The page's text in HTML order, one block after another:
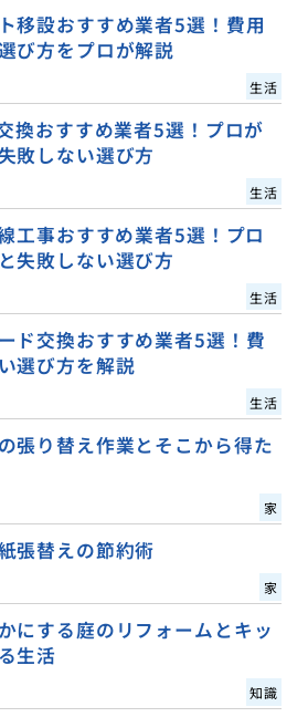
移設おすすめ業者5選！費用
び方をプロが解説
生活
換おすすめ業者5選！プロが
敗しない選び方
生活
工事おすすめ業者5選！プロ
失敗しない選び方
生活
ド交換おすすめ業者5選！費
選び方を解説
生活
張り替え作業とそこから得た
家
張替えの節約術
家
にする庭のリフォームとキッ
生活
知識